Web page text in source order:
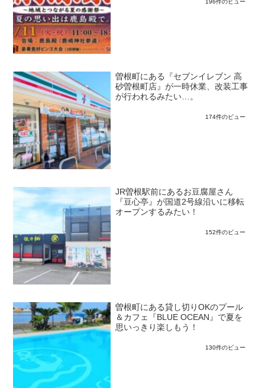
196件のビュー
曽根町にある『セブンイレブン 高
砂曽根町店』が一時休業、改装工事
が行われるみたい…。
174件のビュー
JR曽根駅前にあるお豆腐屋さん
『豆心亭』が国道2号線沿いに移転
オープンするみたい！
152件のビュー
曽根町にある貸し切りOKのプール
＆カフェ『BLUE OCEAN』で夏を
思いっきり楽しもう！
130件のビュー